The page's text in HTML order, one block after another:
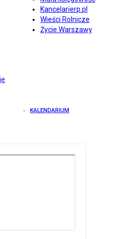
Kancelarierp.pl
Wieści Rolnicze
Życie Warszawy
KALENDARIUM